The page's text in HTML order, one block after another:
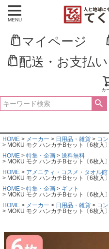
MENU
マイページ
配送・お支払い
カ
新着順
登録順
価格が高い順
優先度順
HOME メーカー 日用品・雑貨
コ
MOKU モク ハンカチBセット〔6枚入
HOME
特集・企画
送料無料
MOKU モク ハンカチBセット〔6枚入
HOME
アメニティ・コスメ・タオル館
MOKU モク ハンカチBセット〔6枚入
HOME
特集・企画
ギフト
MOKU モク ハンカチBセット〔6枚入
HOME
メーカー 日用品・雑貨 コ
MOKU モク ハンカチBセット〔6枚入